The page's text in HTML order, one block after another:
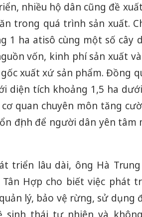
nhiều hộ dân cũng đề
trong quá trình sản xuất.
1 ha atisô cùng một số cây
vốn, kinh phí sản xuất
xuất xứ sản phẩm. Đồng
diện tích khoảng 1,5 ha
cơ quan chuyên môn tăng
định để người dân yên tâm
triển lâu dài, ông Hà
Tân Hợp cho biết việc phát
lý, bảo vệ rừng, sử dụng